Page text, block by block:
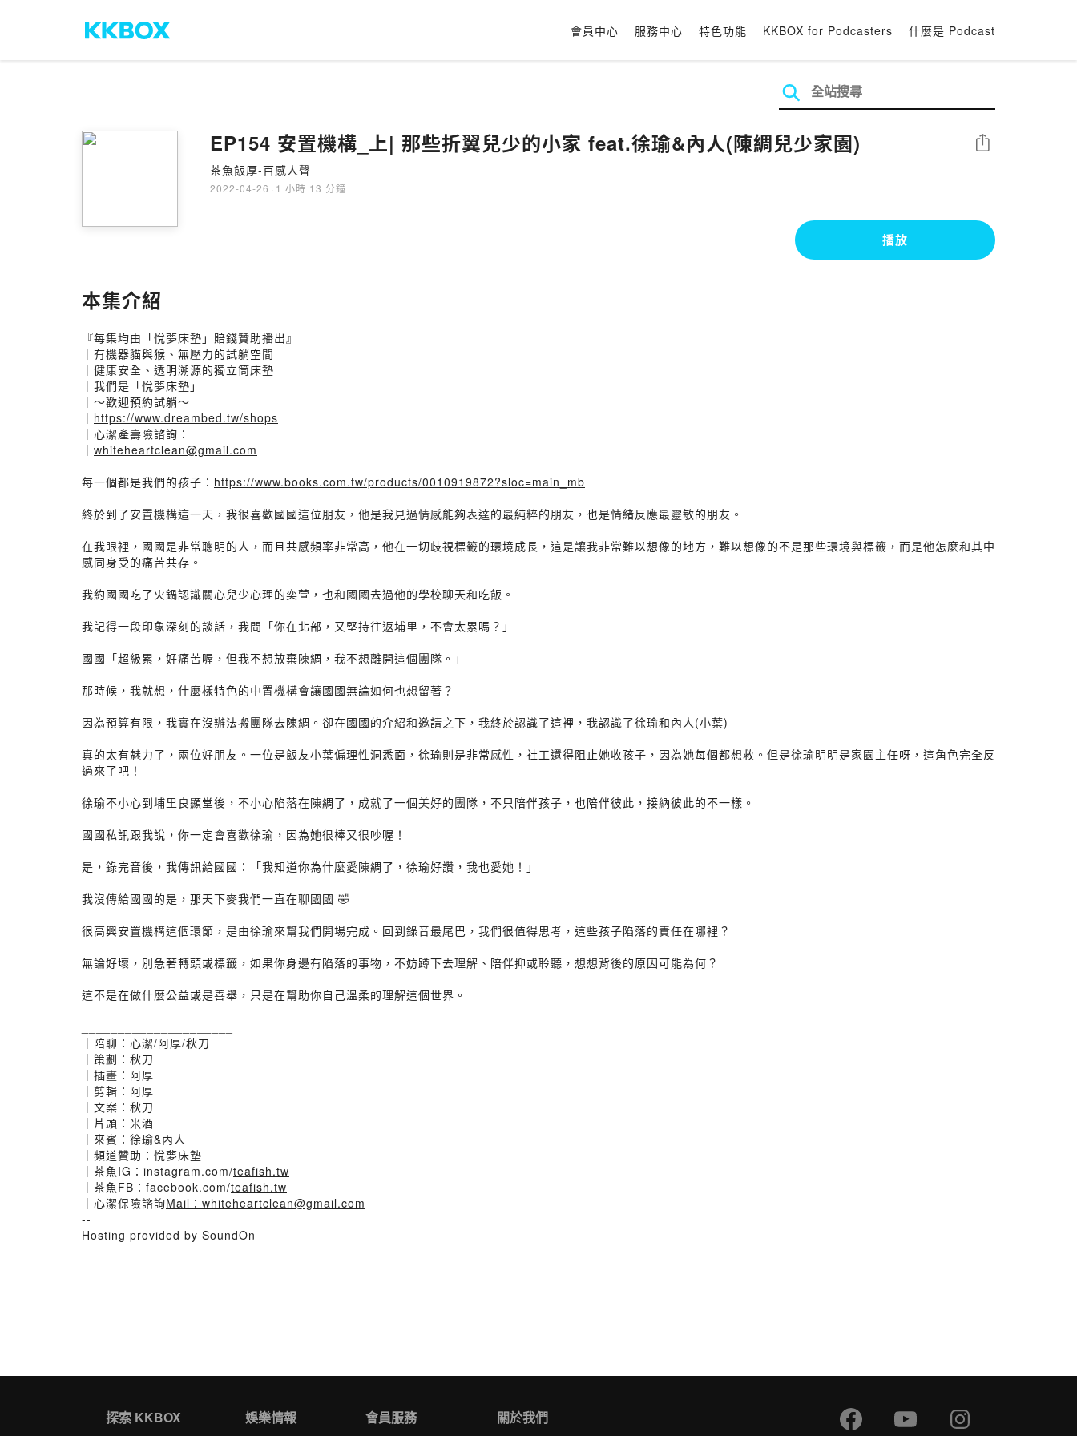
會員中心 服務中心 特色功能 KKBOX for Podcasters 什麼是 Podcast
EP154 安置機構_上| 那些折翼兒少的小家 feat.徐瑜&內人(陳綢兒少家園)
茶魚飯厚-百感人聲
2022-04-26 · 1 小時 13 分鐘
分享
播放
本集介紹
『每集均由「悅夢床墊」賠錢贊助播出』
｜有機器貓與猴、無壓力的試躺空間
｜健康安全、透明溯源的獨立筒床墊
｜我們是「悅夢床墊」
｜～歡迎預約試躺～
｜ https://www.dreambed.tw/shops
｜心潔產壽險諮詢：
｜ whiteheartclean@gmail.com
每一個都是我們的孩子： https://www.books.com.tw/products/0010919872?sloc=main_mb
終於到了安置機構這一天，我很喜歡國國這位朋友，他是我見過情感能夠表達的最純粹的朋友，也是情緒反應最靈敏的朋友。
在我眼裡，國國是非常聰明的人，而且共感頻率非常高，他在一切歧視標籤的環境成長，這是讓我非常難以想像的地方，難以想像的不是那些環境與標籤，而是他怎麼和其中
感同身受的痛苦共存。
我約國國吃了火鍋認識關心兒少心理的奕萱，也和國國去過他的學校聊天和吃飯。
我記得一段印象深刻的談話，我問「你在北部，又堅持往返埔里，不會太累嗎？」
國國「超級累，好痛苦喔，但我不想放棄陳綢，我不想離開這個團隊。」
那時候，我就想，什麼樣特色的中置機構會讓國國無論如何也想留著？
因為預算有限，我實在沒辦法搬團隊去陳綢。卻在國國的介紹和邀請之下，我終於認識了這裡，我認識了徐瑜和內人(小葉)
真的太有魅力了，兩位好朋友。一位是飯友小葉偏理性洞悉面，徐瑜則是非常感性，社工還得阻止她收孩子，因為她每個都想救。但是徐瑜明明是家園主任呀，這角色完全反
過來了吧！
徐瑜不小心到埔里良顯堂後，不小心陷落在陳綢了，成就了一個美好的團隊，不只陪伴孩子，也陪伴彼此，接納彼此的不一樣。
國國私訊跟我說，你一定會喜歡徐瑜，因為她很棒又很吵喔！
是，錄完音後，我傳訊給國國：「我知道你為什麼愛陳綢了，徐瑜好讚，我也愛她！」
我沒傳給國國的是，那天下麥我們一直在聊國國 🤣
很高興安置機構這個環節，是由徐瑜來幫我們開場完成。回到錄音最尾巴，我們很值得思考，這些孩子陷落的責任在哪裡？
無論好壞，別急著轉頭或標籤，如果你身邊有陷落的事物，不妨蹲下去理解、陪伴抑或聆聽，想想背後的原因可能為何？
這不是在做什麼公益或是善舉，只是在幫助你自己溫柔的理解這個世界。
｜陪聊：心潔/阿厚/秋刀
｜策劃：秋刀
｜插畫：阿厚
｜剪輯：阿厚
｜文案：秋刀
｜片頭：米酒
｜來賓：徐瑜&內人
｜頻道贊助：悅夢床墊
｜茶魚IG：instagram.com/teafish.tw
｜茶魚FB：facebook.com/teafish.tw
｜心潔保險諮詢Mail：whiteheartclean@gmail.com
--
Hosting provided by SoundOn
探索 KKBOX 娛樂情報 會員服務 關於我們